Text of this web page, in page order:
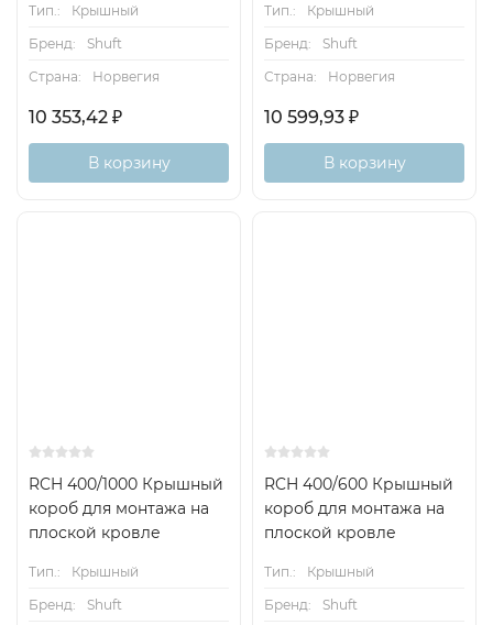
Тип.:
Крышный
Бренд:
Shuft
Страна:
Норвегия
10 353,42 ₽
В корзину
Тип.:
Крышный
Бренд:
Shuft
Страна:
Норвегия
10 599,93 ₽
В корзину
RCH 400/1000 Крышный
короб для монтажа на
плоской кровле
Тип.:
Крышный
Бренд:
Shuft
RCH 400/600 Крышный
короб для монтажа на
плоской кровле
Тип.:
Крышный
Бренд:
Shuft